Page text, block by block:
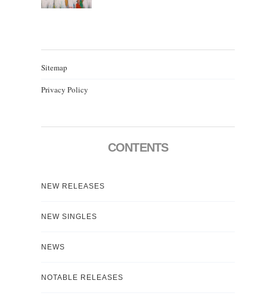
Sitemap
Privacy Policy
CONTENTS
NEW RELEASES
NEW SINGLES
NEWS
NOTABLE RELEASES